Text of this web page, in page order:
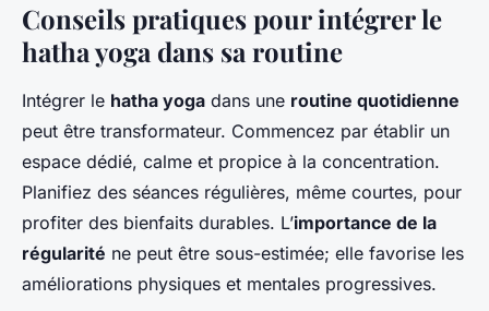
Conseils pratiques pour intégrer le
hatha yoga dans sa routine
Intégrer le hatha yoga dans une routine quotidienne
peut être transformateur. Commencez par établir un
espace dédié, calme et propice à la concentration.
Planifiez des séances régulières, même courtes, pour
profiter des bienfaits durables. L’importance de la
régularité ne peut être sous-estimée; elle favorise les
améliorations physiques et mentales progressives.